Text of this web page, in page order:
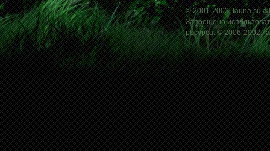
© 2001-2003, fauna.su
Запрещено
ресурса. © 2006-2002,